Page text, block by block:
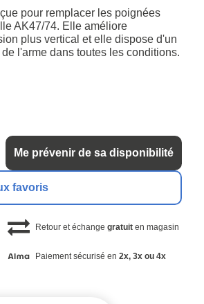
pour remplacer les poignées
AK47/74. Elle améliore
plus vertical et elle dispose d'un
l'arme dans toutes les conditions.
Me prévenir de sa disponibilité
favoris
Retour et échange gratuiten magasin
Paiement sécurisé en 2x, 3x ou 4x